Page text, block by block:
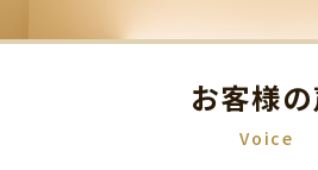
お客様
Voice